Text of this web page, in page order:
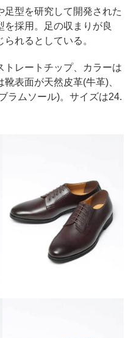
足型を研究して開発された
採用。足の収まりが良
れるとしている。
トレートチップ、カラーは
表面が天然皮革(牛革)、
ラムソール)。サイズは24.